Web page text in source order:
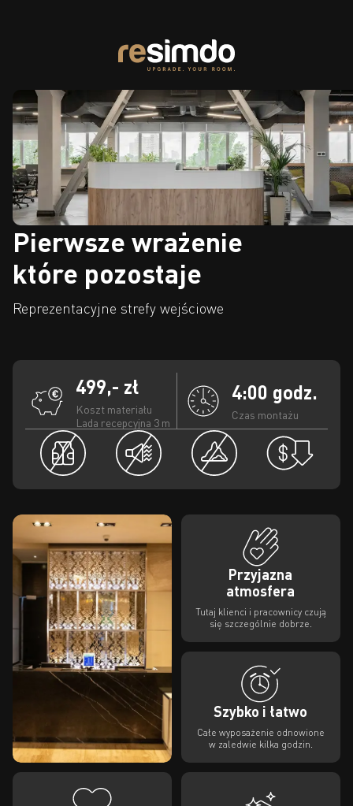
Pierwsze wrażenie
które pozostaje
Reprezentacyjne strefy wejściowe
499,- zł
Koszt materiału
Lada recepcyjna 3 m
4:00 godz.
Czas montażu
Przyjazna
atmosfera
Tutaj klienci i pracownicy czują
się szczególnie dobrze.
Szybko i łatwo
Całe wyposażenie odnowione
w zaledwie kilka godzin.